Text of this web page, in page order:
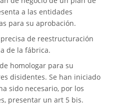
a las entidades
para su aprobación.
de reestructuración
de la fábrica.
homologar para su
disidentes. Se han iniciado
sido necesario, por los
presentar un art 5 bis.